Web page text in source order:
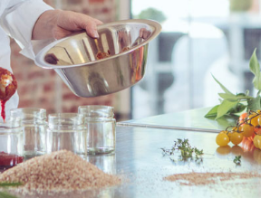
ohne Kompromisse.